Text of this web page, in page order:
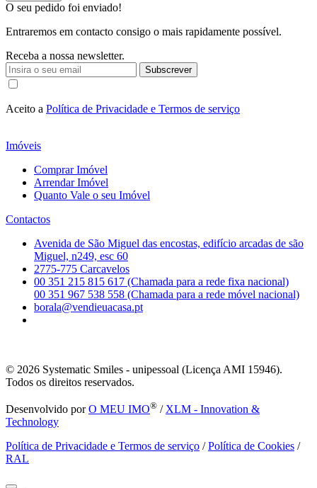
O seu pedido foi enviado!
Entraremos em contacto consigo o mais rapidamente possível.
Receba a nossa newsletter.
Subscrever
Aceito a Política de Privacidade e Termos de serviço
Imóveis
Comprar Imóvel
Arrendar Imóvel
Quanto Vale o seu Imóvel
Contactos
Avenida de São Miguel das encostas, edifício arcadas de são
Miguel, n249, esc 60
2775-775 Carcavelos
00 351 215 815 617 (Chamada para a rede fixa nacional)
00 351 967 538 558 (Chamada para a rede móvel nacional)
borala@vendieuacasa.pt
© 2026 Systematic Smiles - unipessoal (Licença AMI 15946).
Todos os direitos reservados.
Desenvolvido porO MEU IMO® / XLM - Innovation &
Technology
Política de Privacidade e Termos de serviço /Política de Cookies /
RAL